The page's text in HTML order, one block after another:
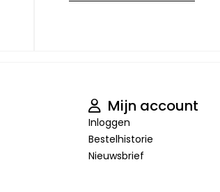
Mijn account
Inloggen
Bestelhistorie
Nieuwsbrief